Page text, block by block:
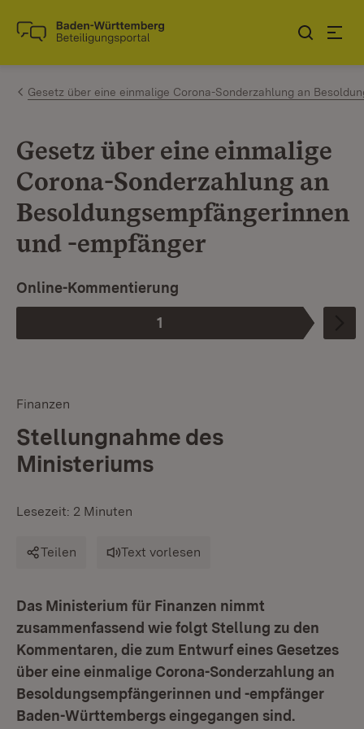
Zum Inhalt springen
Link zur Startseite
Gesetz über eine einmalige Corona-Sonderzahlung an
Gesetz über eine einmalige
Corona-Sonderzahlung an
Besoldungsempfängerinnen
und -empfänger
Phase
1
:
Online-Kommentierung
Finanzen
Stellungnahme des
Ministeriums
Lesezeit: 2 Minuten
Teilen Text vorlesen
Das Ministerium für Finanzen nimmt
zusammenfassend wie folgt Stellung zu den
Kommentaren, die zum Entwurf eines Gesetzes
über eine einmalige Corona-Sonderzahlung an
Besoldungsempfängerinnen und -empfänger
Baden-Württembergs eingegangen sind.